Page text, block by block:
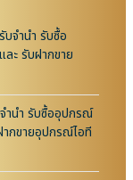
จำนำ รับซื้อ
ะ รับฝากขาย
ำนำ รับซื้ออุปกรณ์
ากขายอุปกรณ์ไอที